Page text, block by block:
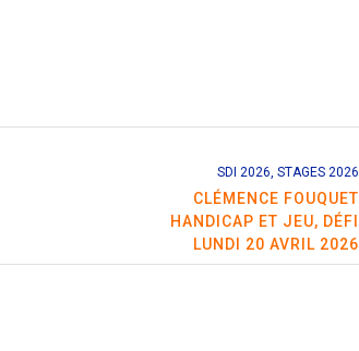
SDI 2026, STAGES 2026
CLÉMENCE FOUQUET
HANDICAP ET JEU, DÉFI
LUNDI 20 AVRIL 2026